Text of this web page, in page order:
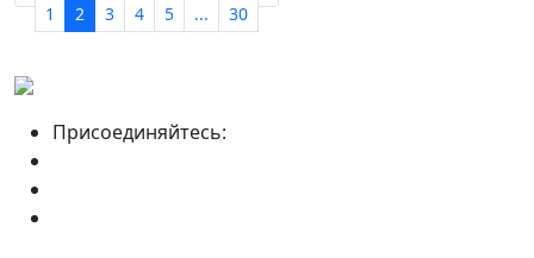
1 2 3 4 5 ... 30
Присоединяйтесь: